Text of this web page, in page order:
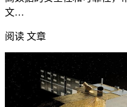
文…
阅读 文章